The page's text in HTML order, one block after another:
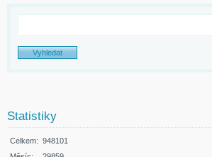
Statistiky
Celkem: 948101